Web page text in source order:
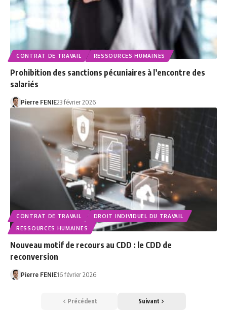
CONTRAT DE TRAVAIL RESSOURCES HUMAINES
Prohibition des sanctions pécuniaires à l’encontre des
salariés
Pierre FENIE23 février 2026
CONTRAT DE TRAVAIL
DROIT INDIVIDUEL DU TRAVAIL
RESSOURCES HUMAINES
Nouveau motif de recours au CDD : le CDD de
reconversion
Pierre FENIE16 février 2026
Précédent Suivant